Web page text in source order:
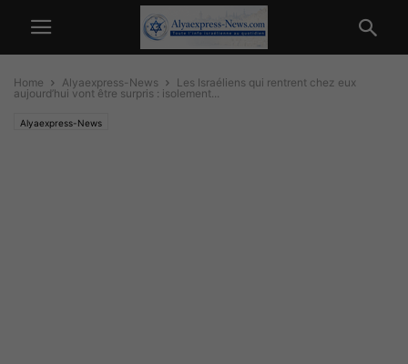
Home Alyaexpress-News
Les Israéliens qui rentrent chez eux
aujourd’hui vont être surpris : isolement...
Alyaexpress-News